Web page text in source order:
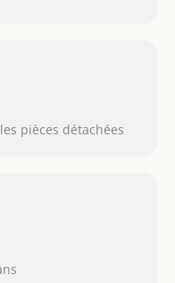
pièces détachées